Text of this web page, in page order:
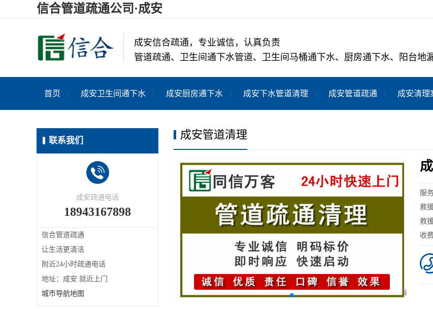
信合管道疏通公司·成安
成安信合疏通，专业诚信，认真负责
管道疏通、卫生间通下水管道、卫生间马桶通下水、厨房通下水、阳台地
首页 成安卫生间通下水 成安厨房通下水 成安下水管道清理 成安管道疏通 成安清理
联系我们
成安疏通电话
18943167898
信合管道疏通
让生活更清洁
附近24小时疏通电话
地址：成安 就近上门
城市导航地图
成安管道清理
服
救
救
收